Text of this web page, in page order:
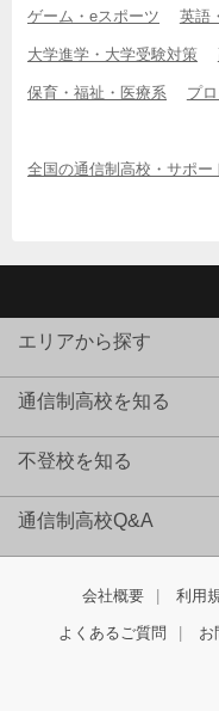
ゲーム・eスポーツ 英語
大学進学・大学受験対策
保育・福祉・医療系 プ
全国の通信制高校・サポー
エリアから探す
通信制高校を知る
不登校を知る
通信制高校Q&A
会社概要 利用
よくあるご質問 お